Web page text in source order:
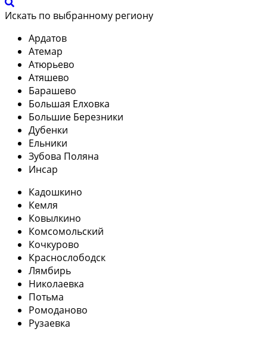
Искать по выбранному региону
Ардатов
Атемар
Атюрьево
Атяшево
Барашево
Большая Елховка
Большие Березники
Дубенки
Ельники
Зубова Поляна
Инсар
Кадошкино
Кемля
Ковылкино
Комсомольский
Кочкурово
Краснослободск
Лямбирь
Николаевка
Потьма
Ромоданово
Рузаевка